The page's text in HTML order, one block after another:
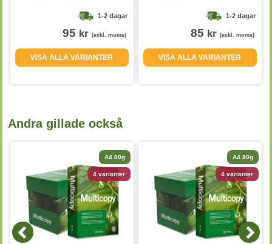
1-2 dagar
95 kr (exkl. moms)
VISA ALLA VARIANTER
1-2 dagar
85 kr (exkl. moms)
VISA ALLA VARIANTER
Andra gillade också
A4 80g
4 varianter
A4 80g
4 varianter